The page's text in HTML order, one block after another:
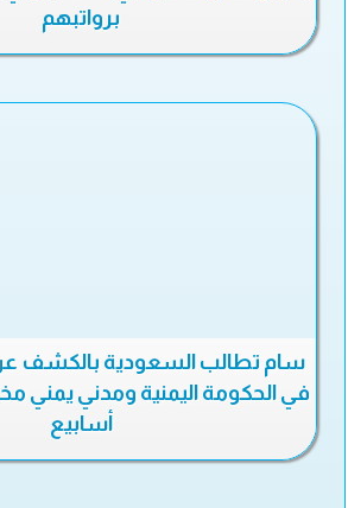
برواتبهم
سام تطالب السعودية بالكشف
في الحكومة اليمنية ومدني يمني
أسابيع